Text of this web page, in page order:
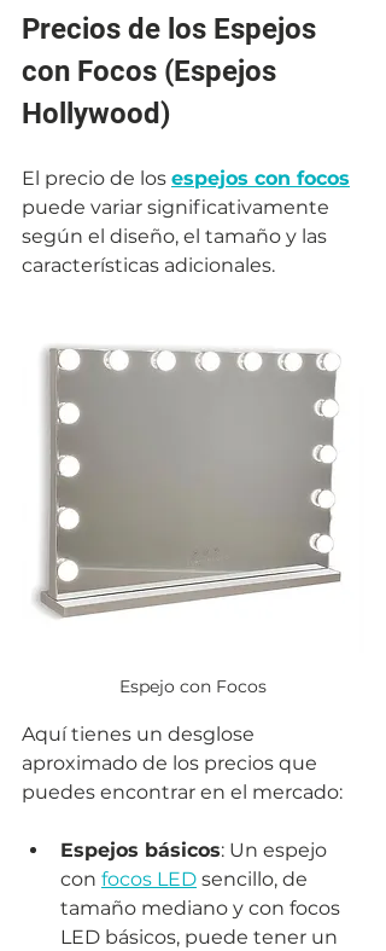
Precios de los Espejos
con Focos (Espejos
Hollywood)
El precio de los espejos con focos
puede variar significativamente
según el diseño, el tamaño y las
características adicionales.
Espejo con Focos
Aquí tienes un desglose
aproximado de los precios que
puedes encontrar en el mercado:
Espejos básicos: Un espejo
con focos LED sencillo, de
tamaño mediano y con focos
LED básicos, puede tener un